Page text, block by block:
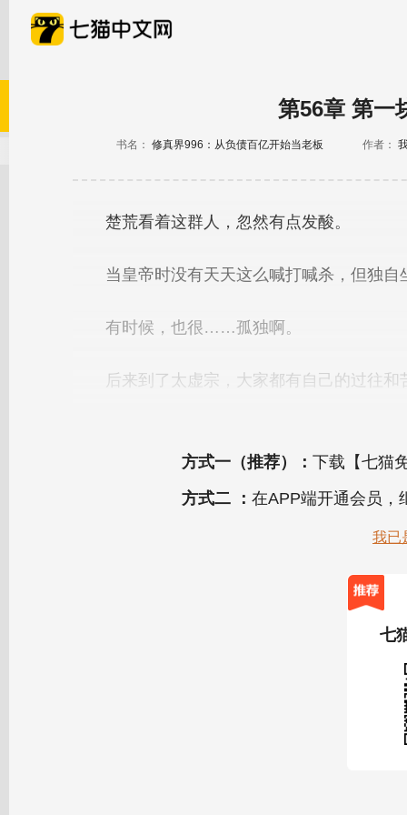
第56章 第一
书名： 修真界996：从负债百亿开始当老板 作者：
方式一（推荐）： 下载【七猫
方式二 ： 在APP端开通会员，
我已
七